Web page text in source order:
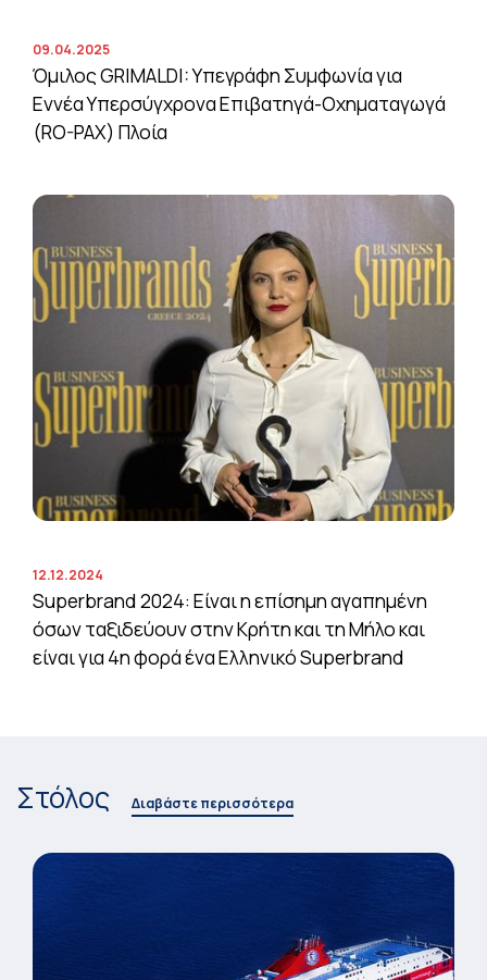
09.04.2025
Όμιλος GRIMALDI: Υπεγράφη Συμφωνία για
Εννέα Υπερσύγχρονα Επιβατηγά-Οχηματαγωγά
(RO-PAX) Πλοία
12.12.2024
Superbrand 2024: Είναι η επίσημη αγαπημένη
όσων ταξιδεύουν στην Κρήτη και τη Μήλο και
είναι για 4η φορά ένα Ελληνικό Superbrand
Στόλος Διαβάστε περισσότερα